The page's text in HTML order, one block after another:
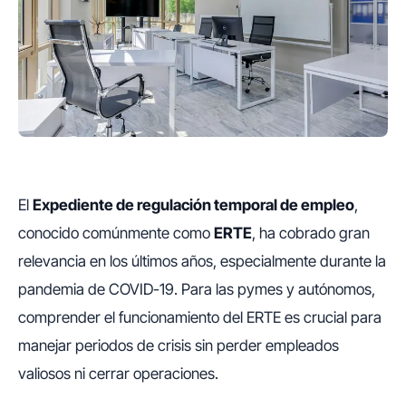
El Expediente de regulación temporal de empleo,
conocido comúnmente como ERTE, ha cobrado gran
relevancia en los últimos años, especialmente durante la
pandemia de COVID-19. Para las pymes y autónomos,
comprender el funcionamiento del ERTE es crucial para
manejar periodos de crisis sin perder empleados
valiosos ni cerrar operaciones.